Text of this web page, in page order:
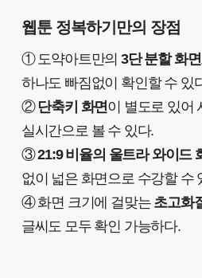
웹툰 정복하기만의 장점
① 도약아트만의3단 분할 화면
하나도 빠짐없이 확인할 수 있
② 단축키 화면 이 별도로 있어
실시간으로 볼 수 있다.
③21:9 비율의 울트라 와이드
없이 넓은 화면으로 수강할 수
④ 화면 크기에 걸맞는 초고화
글씨도 모두 확인 가능하다.